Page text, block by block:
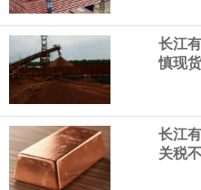
（含境内发明专利20项
纽约期银日内涨4%，现
宇树科技董事长、总经
经过多年研发创新和技
长江
慎现
长江
关税